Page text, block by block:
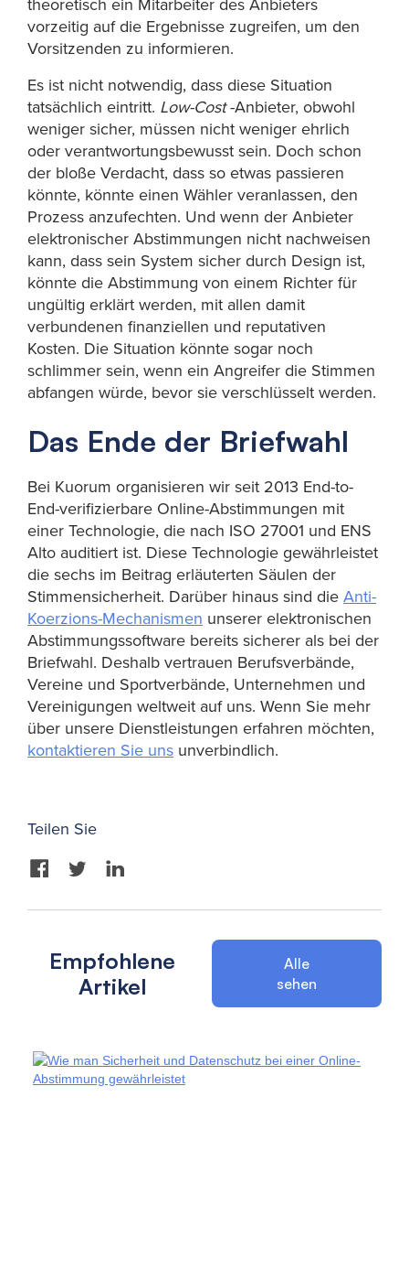
vorzeitig auf die Ergebnisse zugreifen, um den
Vorsitzenden zu informieren.
Es ist nicht notwendig, dass diese Situation
tatsächlich eintritt. Low-Cost-Anbieter, obwohl
weniger sicher, müssen nicht weniger ehrlich
oder verantwortungsbewusst sein. Doch schon
der bloße Verdacht, dass so etwas passieren
könnte, könnte einen Wähler veranlassen, den
Prozess anzufechten. Und wenn der Anbieter
elektronischer Abstimmungen nicht nachweisen
kann, dass sein System sicher durch Design ist,
könnte die Abstimmung von einem Richter für
ungültig erklärt werden, mit allen damit
verbundenen finanziellen und reputativen
Kosten. Die Situation könnte sogar noch
schlimmer sein, wenn ein Angreifer die Stimmen
abfangen würde, bevor sie verschlüsselt werden.
Das Ende der Briefwahl
Bei Kuorum organisieren wir seit 2013 End-to-
End-verifizierbare Online-Abstimmungen mit
einer Technologie, die nach ISO 27001 und ENS
Alto auditiert ist. Diese Technologie gewährleistet
die sechs im Beitrag erläuterten Säulen der
Stimmensicherheit. Darüber hinaus sind dieAnti-
Koerzions-Mechanismen unserer elektronischen
Abstimmungssoftware bereits sicherer als bei der
Briefwahl. Deshalb vertrauen Berufsverbände,
Vereine und Sportverbände, Unternehmen und
Vereinigungen weltweit auf uns. Wenn Sie mehr
über unsere Dienstleistungen erfahren möchten,
kontaktieren Sie uns unverbindlich.
Teilen Sie
Empfohlene
Artikel
Alle
sehen